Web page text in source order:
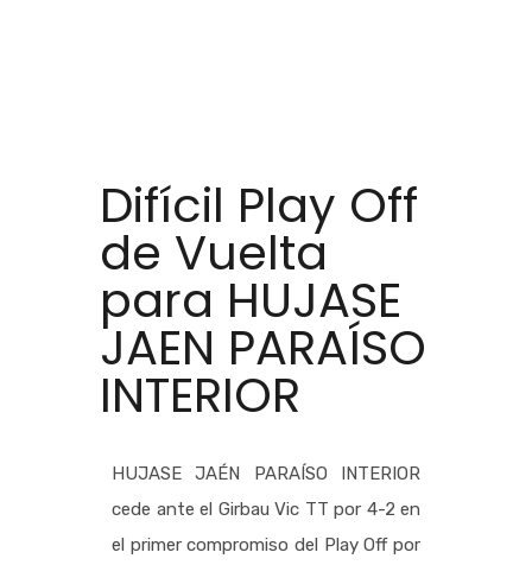
Difícil Play Off
de Vuelta
para HUJASE
JAEN PARAÍSO
INTERIOR
HUJASE JAÉN PARAÍSO INTERIOR
cede ante el Girbau Vic TT por 4-2 en
el primer compromiso del Play Off por